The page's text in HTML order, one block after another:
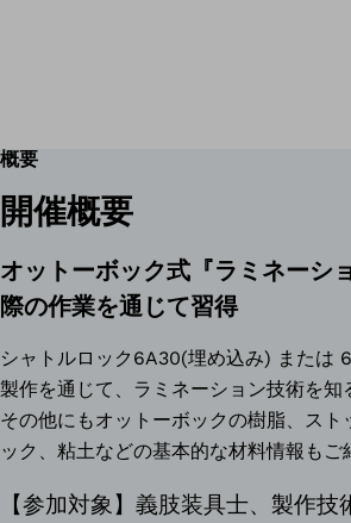
概要
開催概要
オットーボック式『ラミネーシ
際の作業を通じて習得
シャトルロック6A30(埋め込み) または
製作を通じて、ラミネーション技術を知
その他にもオットーボックの樹脂、スト
ック、粘土などの基本的な材料情報もご
【参加対象】義肢装具士、製作技